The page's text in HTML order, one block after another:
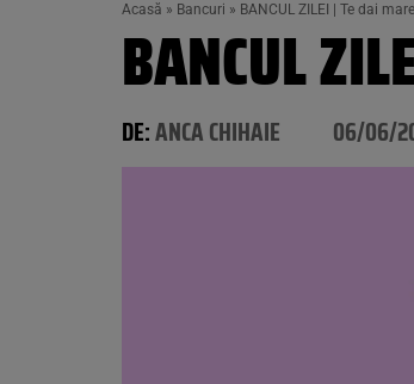
Acasă » Bancuri » BANCUL ZILEI | Te dai
BANCUL
DE:ANCA CHIHAIE 06/06/